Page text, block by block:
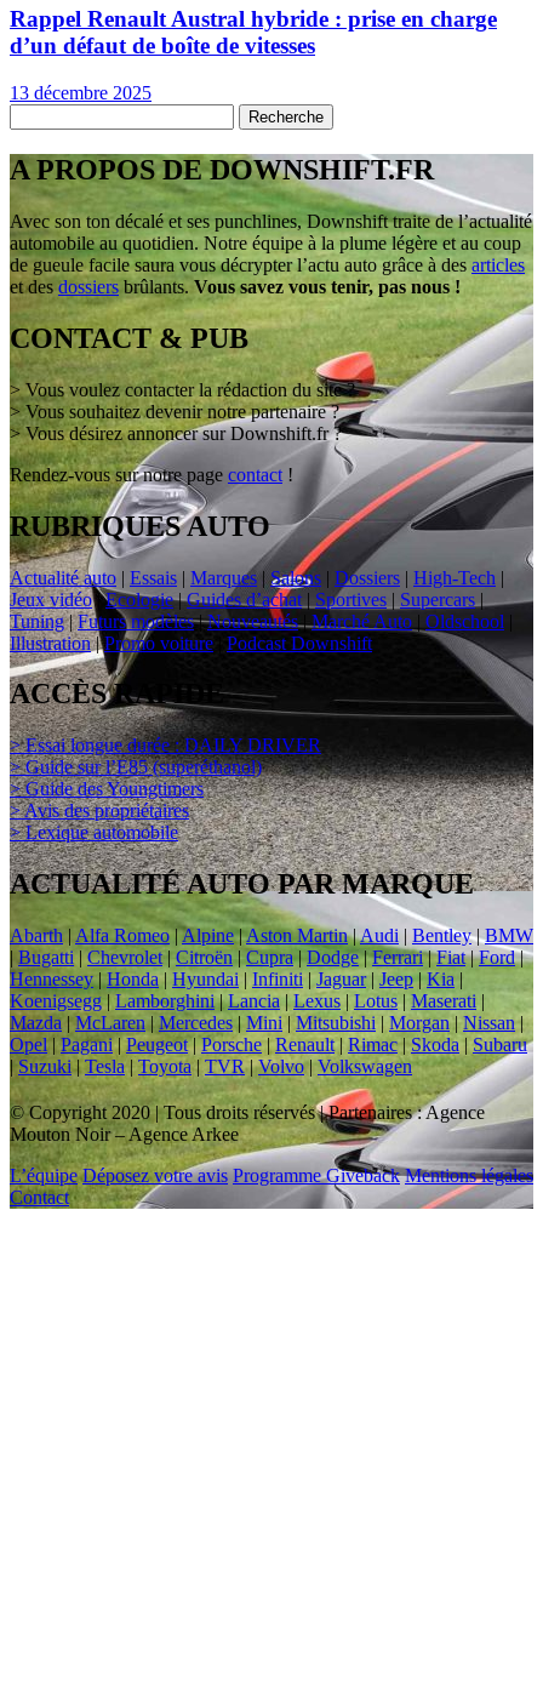
Rappel Renault Austral hybride : prise en charge
d’un défaut de boîte de vitesses
13 décembre 2025
A PROPOS DE DOWNSHIFT.FR
Avec son ton décalé et ses punchlines, Downshift traite de l’actualité
automobile au quotidien. Notre équipe à la plume légère et au coup
de gueule facile saura vous décrypter l’actu auto grâce à des articles
et des dossiers brûlants. Vous savez vous tenir, pas nous !
CONTACT & PUB
> Vous voulez contacter la rédaction du site ?
> Vous souhaitez devenir notre partenaire ?
> Vous désirez annoncer sur Downshift.fr ?
Rendez-vous sur notre page contact !
RUBRIQUES AUTO
Actualité auto | Essais | Marques |Salons | Dossiers | High-Tech |
Jeux vidéo|Ecologie|Guides d’achat | Sportives | Supercars |
Tuning|Futurs modèles|Nouveautés|Marché Auto | Oldschool |
Illustration|Promo voiture Podcast Downshift
ACCÈS RAPIDE
> Essai longue durée : DAILY DRIVER
> Guide sur l’E85 (superéthanol)
> Guide des Youngtimers
> Avis des propriétaires
> Lexique automobile
ACTUALITÉ AUTO PAR MARQUE
Abarth | Alfa Romeo|Alpine|Aston Martin|Audi | Bentley|BMW
| Bugatti|Chevrolet|Citroën |Cupra | Dodge|Ferrari|Fiat|Ford|
Hennessey| Honda| Hyundai |Infiniti | Jaguar| Jeep|Kia |
Koenigsegg|Lamborghini|Lancia|Lexus | Lotus| Maserati |
Mazda |McLaren|Mercedes | Mini | Mitsubishi | Morgan|Nissan|
Opel | Pagani|Peugeot|Porsche | Renault| Rimac|Skoda | Subaru
| Suzuki|Tesla| Toyota | TVR|Volvo|Volkswagen
© Copyright 2020 | Tous droits réservés | Partenaires : Agence
Mouton Noir – Agence Arkee
L’équipe Déposez votre avis Programme Giveback Mentions légales
Contact